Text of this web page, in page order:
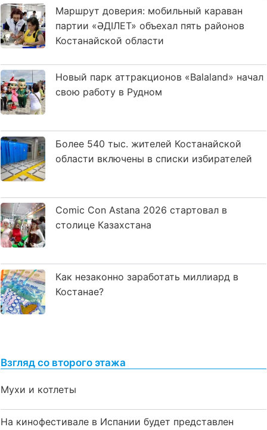
Маршрут доверия: мобильный караван
партии «ӘДІЛЕТ» объехал пять районов
Костанайской области
Новый парк аттракционов «Balaland» начал
свою работу в Рудном
Более 540 тыс. жителей Костанайской
области включены в списки избирателей
Comic Con Astana 2026 стартовал в
столице Казахстана
Как незаконно заработать миллиард в
Костанае?
Взгляд со второго этажа
Мухи и котлеты
На кинофестивале в Испании будет представлен